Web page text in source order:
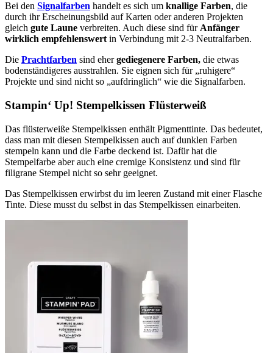
Bei den Signalfarben handelt es sich um knallige Farben, die
durch ihr Erscheinungsbild auf Karten oder anderen Projekten
gleich gute Laune verbreiten. Auch diese sind für Anfänger
wirklich empfehlenswert in Verbindung mit 2-3 Neutralfarben.
Die Prachtfarben sind ehergediegenere Farben, die etwas
bodenständigeres ausstrahlen. Sie eignen sich für „ruhigere“
Projekte und sind nicht so „aufdringlich“ wie die Signalfarben.
Stampin‘ Up! Stempelkissen Flüsterweiß
Das flüsterweiße Stempelkissen enthält Pigmenttinte. Das bedeutet,
dass man mit diesen Stempelkissen auch auf dunklen Farben
stempeln kann und die Farbe deckend ist. Dafür hat die
Stempelfarbe aber auch eine cremige Konsistenz und sind für
filigrane Stempel nicht so sehr geeignet.
Das Stempelkissen erwirbst du im leeren Zustand mit einer Flasche
Tinte. Diese musst du selbst in das Stempelkissen einarbeiten.